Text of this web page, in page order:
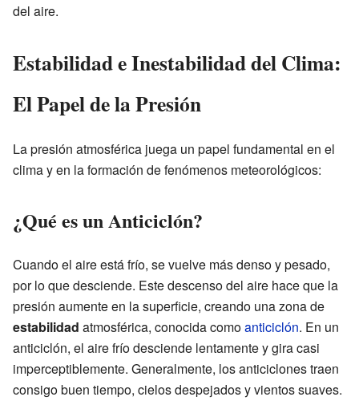
del aire.
Estabilidad e Inestabilidad del Clima:
El Papel de la Presión
La presión atmosférica juega un papel fundamental en el
clima y en la formación de fenómenos meteorológicos:
¿Qué es un Anticiclón?
Cuando el aire está frío, se vuelve más denso y pesado,
por lo que desciende. Este descenso del aire hace que la
presión aumente en la superficie, creando una zona de
estabilidad atmosférica, conocida comoanticiclón. En un
anticiclón, el aire frío desciende lentamente y gira casi
imperceptiblemente. Generalmente, los anticiclones traen
consigo buen tiempo, cielos despejados y vientos suaves.